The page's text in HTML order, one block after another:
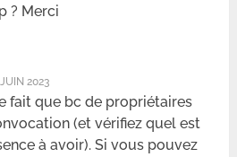
? Merci
2023
fait que bc de propriétaires
(et vérifiez quel est
à avoir). Si vous pouvez